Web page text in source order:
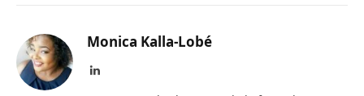
Monica Kalla-Lobé
LinkedIn